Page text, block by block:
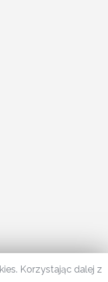
Korzystając dalej z